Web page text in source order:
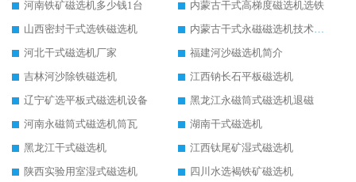
河南铁矿磁选机多少钱1台
内蒙古干式高梯度磁选机选铁
山西密封干式选铁磁选机
内蒙古干式永磁磁选机技术要求
河北干式磁选机厂家
福建河沙磁选机简介
吉林河沙除铁磁选机
江西钠长石平板磁选机
辽宁矿选平板式磁选机设备
黑龙江永磁筒式磁选机退磁
河南永磁筒式磁选机筒瓦
湖南干式磁选机
黑龙江干式磁选机
江西钛尾矿湿式磁选机
陕西实验用室湿式磁选机
四川水选褐铁矿磁选机